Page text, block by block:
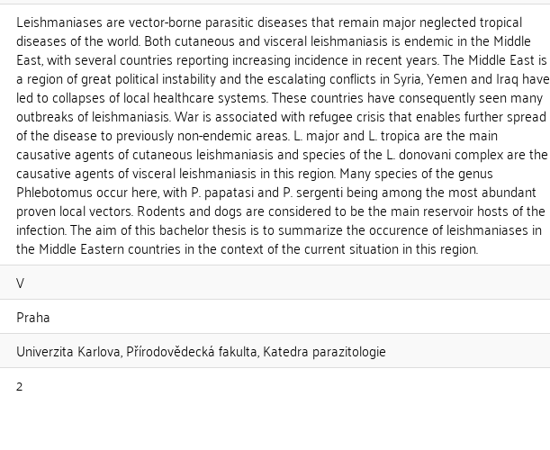
Leishmaniases are vector-borne parasitic diseases that remain major neglected tropical
diseases of the world. Both cutaneous and visceral leishmaniasis is endemic in the Middle
East, with several countries reporting increasing incidence in recent years. The Middle East is
a region of great political instability and the escalating conflicts in Syria, Yemen and Iraq have
led to collapses of local healthcare systems. These countries have consequently seen many
outbreaks of leishmaniasis. War is associated with refugee crisis that enables further spread
of the disease to previously non-endemic areas. L. major and L. tropica are the main
causative agents of cutaneous leishmaniasis and species of the L. donovani complex are the
causative agents of visceral leishmaniasis in this region. Many species of the genus
Phlebotomus occur here, with P. papatasi and P. sergenti being among the most abundant
proven local vectors. Rodents and dogs are considered to be the main reservoir hosts of the
infection. The aim of this bachelor thesis is to summarize the occurence of leishmaniases in
the Middle Eastern countries in the context of the current situation in this region.
V
Praha
Univerzita Karlova, Přírodovědecká fakulta, Katedra parazitologie
2